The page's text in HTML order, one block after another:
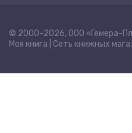
© 2000–2026, ООО «Гемера-
Моя книга | Сеть книжных